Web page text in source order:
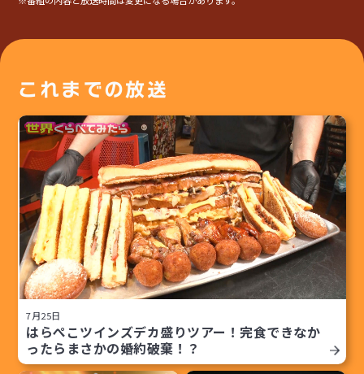
これまでの放送
7月25日
はらぺこツインズデカ盛りツアー！完食できなか
ったらまさかの婚約破棄！？